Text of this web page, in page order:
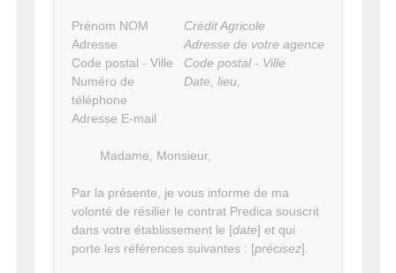
Crédit Agricole
Adresse de votre agence
Code postal - Ville
Date, lieu,
Prénom NOM
Adresse
Code postal - Ville
Numéro de
téléphone
Adresse E-mail
Madame, Monsieur,
Par la présente, je vous informe de ma
volonté de résilier le contrat Predica souscrit
dans votre établissement le [date] et qui
porte les références suivantes : [précisez].